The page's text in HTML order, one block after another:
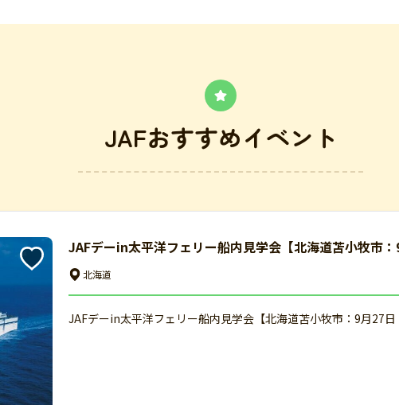
JAFおすすめイベント
JAFデーin太平洋フェリー船内見学会【北海道苫小牧市：
北海道
JAFデーin太平洋フェリー船内見学会【北海道苫小牧市：9月27日